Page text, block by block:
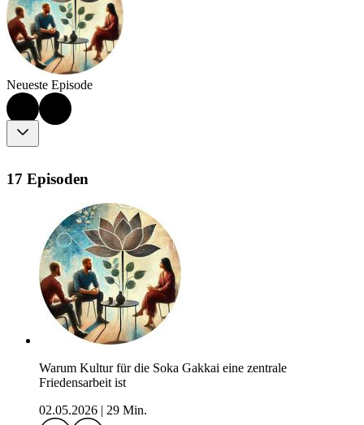
Neueste Episode
17 Episoden
Warum Kultur für die Soka Gakkai eine zentrale
Friedensarbeit ist
02.05.2026
29 Min.